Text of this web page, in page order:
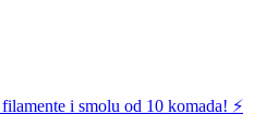
i smolu od 10 komada! ⚡️